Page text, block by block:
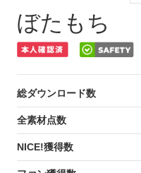
ぼたもち
総ダウンロード数
全素材点数
NICE!獲得数